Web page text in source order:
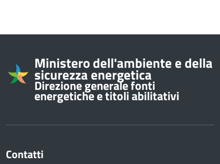
Informazioni su
Ministero dell'ambiente e della
sicurezza energetica
Direzione generale fonti
energetiche e titoli abilitativi
Contatti